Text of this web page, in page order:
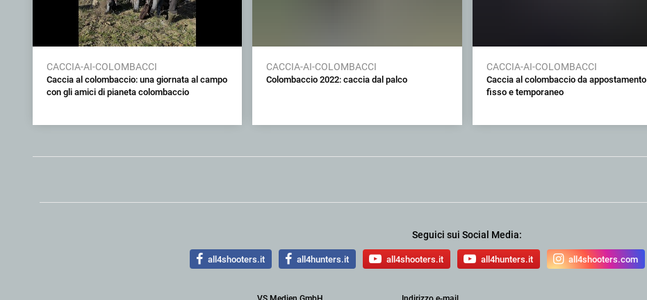
CACCIA-AI-COLOMBACCI
Caccia al colombaccio: una giornata al campo
con gli amici di pianeta colombaccio
CACCIA-AI-COLOMBACCI
Colombaccio 2022: caccia dal palco
CACCIA-AI-COLOMBACCI
Caccia al colombaccio da appostamento
fisso e temporaneo
Seguici sui Social Media:
all4shooters.it all4hunters.it all4shooters.it all4hunters.it all4shooters.com